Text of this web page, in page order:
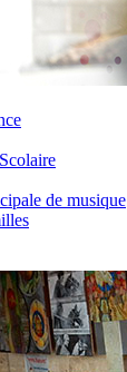
de musique